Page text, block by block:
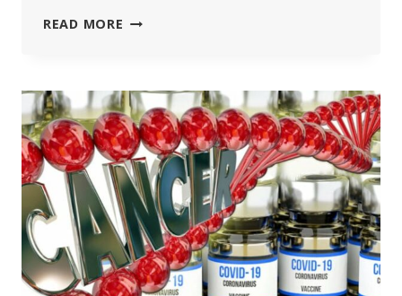
READ MORE HUR
ATT
BLI
BEROENDE
AV
SKRÄPMAT
–
OCH
HUR
ATT
STOPPA
DET